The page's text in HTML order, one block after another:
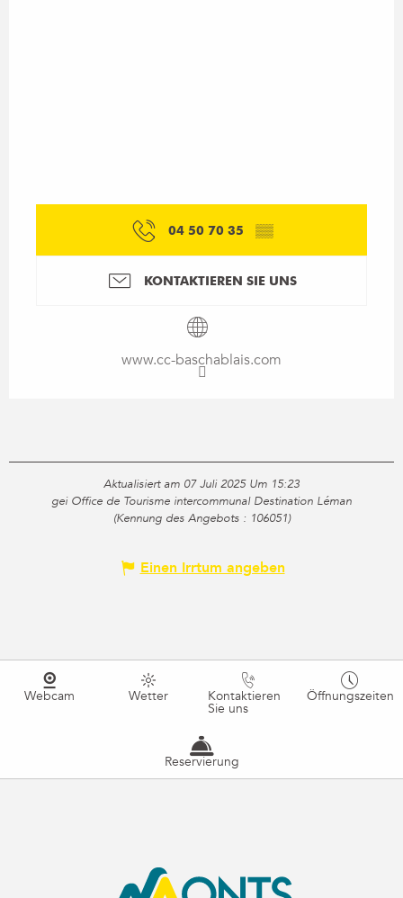
04 50 70 35 ▒▒
KONTAKTIEREN SIE UNS
www.cc-baschablais.com
Aktualisiert am 07 Juli 2025 Um 15:23
gei Office de Tourisme intercommunal Destination Léman
(Kennung des Angebots : 106051)
Einen Irrtum angeben
Webcam Wetter Kontaktieren
Sie uns
Öffnungszeiten
Reservierung